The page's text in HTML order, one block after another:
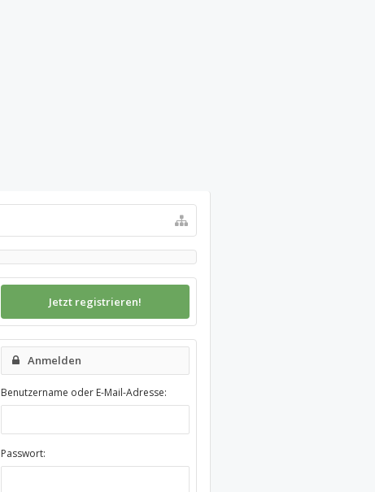
Jetzt registrieren!
Anmelden
Benutzername oder E-Mail-Adresse:
Passwort: